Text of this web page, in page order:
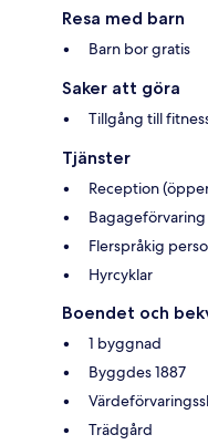
Resa med barn
Barn bor gratis
Saker att göra
Tillgång till
Tjänster
Reception
Bagageförvaring
Flerspråkig
Hyrcyklar
Boendet och
1 byggnad
Byggdes 1887
Trädgård